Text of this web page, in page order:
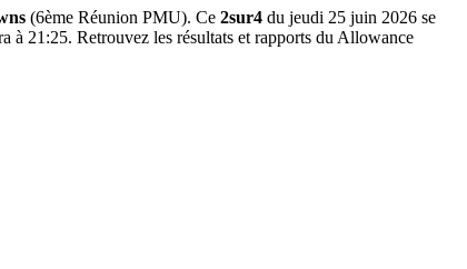
(6ème Réunion PMU). Ce 2sur4 du jeudi 25 juin 2026 se
à 21:25. Retrouvez les résultats et rapports du Allowance